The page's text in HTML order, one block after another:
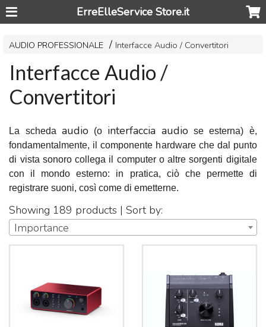
ErreElleService Store.it
AUDIO PROFESSIONALE Interfacce Audio / Convertitori
Interfacce Audio /
Convertitori
La scheda audio (o interfaccia audio se esterna) è,
fondamentalmente, il componente hardware che dal punto
di vista sonoro collega il computer o altre sorgenti digitale
con il mondo esterno: in pratica, ciò che permette di
registrare suoni, così come di emetterne.
Showing 189 products | Sort by:
Importance